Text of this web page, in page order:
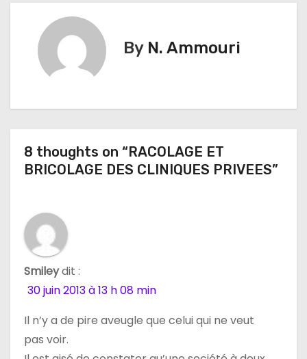
n
d
e
By N. Ammouri
8 thoughts on “RACOLAGE ET
BRICOLAGE DES CLINIQUES PRIVEES”
Smileydit :
30 juin 2013 à 13 h 08 min
Il n’y a de pire aveugle que celui qui ne veut
pas voir.